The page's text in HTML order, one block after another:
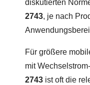
diskutierten
2743, je nach
Für größere
mit
2743 ist oft die